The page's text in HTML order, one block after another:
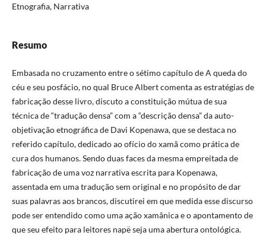
Etnografia, Narrativa
Resumo
Embasada no cruzamento entre o sétimo capítulo de A queda do
céu e seu posfácio, no qual Bruce Albert comenta as estratégias de
fabricação desse livro, discuto a constituição mútua de sua
técnica de “tradução densa” com a “descrição densa” da auto-
objetivação etnográfica de Davi Kopenawa, que se destaca no
referido capítulo, dedicado ao ofício do xamã como prática de
cura dos humanos. Sendo duas faces da mesma empreitada de
fabricação de uma voz narrativa escrita para Kopenawa,
assentada em uma tradução sem original e no propósito de dar
suas palavras aos brancos, discutirei em que medida esse discurso
pode ser entendido como uma ação xamânica e o apontamento de
que seu efeito para leitores napë seja uma abertura ontológica.